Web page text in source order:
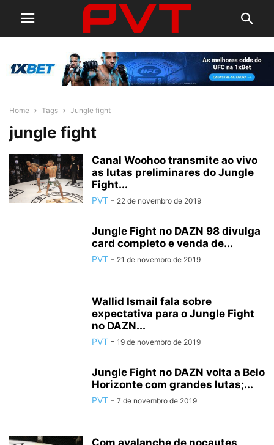
Home Tags Jungle fight
jungle fight
Canal Woohoo transmite ao vivo
as lutas preliminares do Jungle
Fight...
PVT - 22 de novembro de 2019
Jungle Fight no DAZN 98 divulga
card completo e venda de...
PVT - 21 de novembro de 2019
Wallid Ismail fala sobre
expectativa para o Jungle Fight
no DAZN...
PVT - 19 de novembro de 2019
Jungle Fight no DAZN volta a Belo
Horizonte com grandes lutas;...
PVT - 7 de novembro de 2019